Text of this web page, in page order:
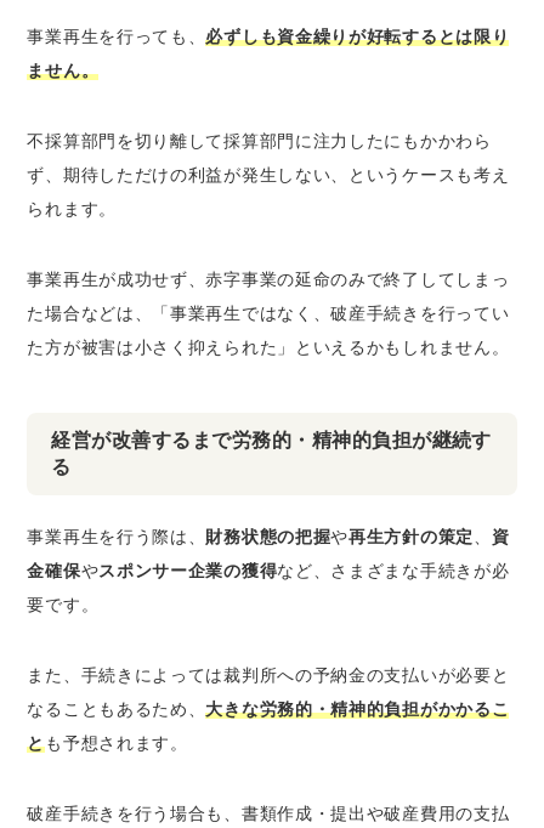
事業再生を行っても、必ずしも資金繰りが好転するとは限り
ません。
不採算部門を切り離して採算部門に注力したにもかかわら
ず、期待しただけの利益が発生しない、というケースも考え
られます。
事業再生が成功せず、赤字事業の延命のみで終了してしまっ
た場合などは、「事業再生ではなく、破産手続きを行ってい
た方が被害は小さく抑えられた」といえるかもしれません。
経営が改善するまで労務的・精神的負担が継続す
る
事業再生を行う際は、 財務状態の把握や再生方針の策定
資
金確保やスポンサー企業の獲得など、さまざまな手続きが必
要です。
また、手続きによっては裁判所への予納金の支払いが必要と
なることもあるため、大きな労務的・精神的負担がかかるこ
とも予想されます。
破産手続きを行う場合も、書類作成・提出や破産費用の支払